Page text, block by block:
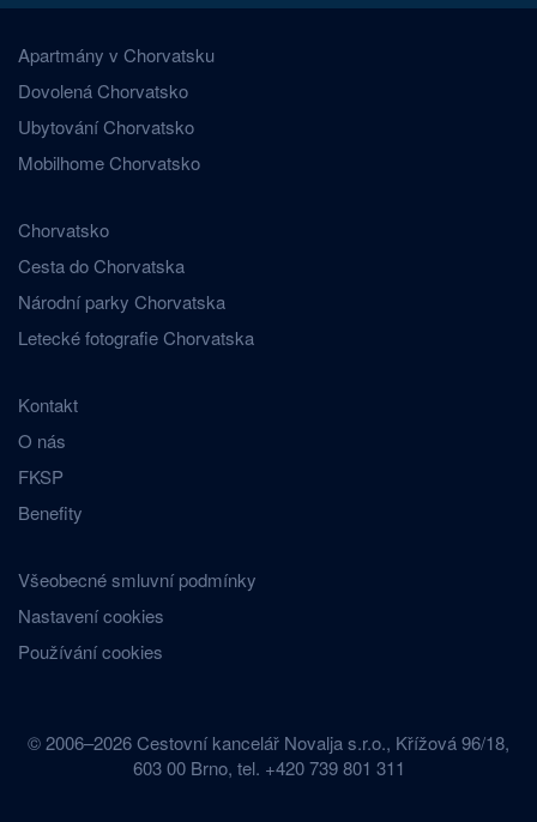
Apartmány v Chorvatsku
Dovolená Chorvatsko
Ubytování Chorvatsko
Mobilhome Chorvatsko
Chorvatsko
Cesta do Chorvatska
Národní parky Chorvatska
Letecké fotografie Chorvatska
Kontakt
O nás
FKSP
Benefity
Všeobecné smluvní podmínky
Nastavení cookies
Používání cookies
© 2006–2026 Cestovní kancelář Novalja s.r.o., Křížová 96/18,
603 00 Brno, tel. +420 739 801 311